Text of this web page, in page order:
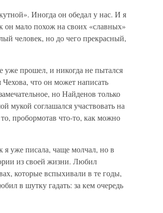
Иногда он обедал у нас. И я
он мало похож на своих «славных»
человек, но до чего прекрасный,
уже прошел, и никогда не пытался
что он может написать
но Найденов только
мукой соглашался участвовать на
пробормотав что-то, как можно
я уже писала, чаще молчал, но в
из своей жизни. Любил
которые вспыхивали в те годы,
в шутку гадать: за кем очередь